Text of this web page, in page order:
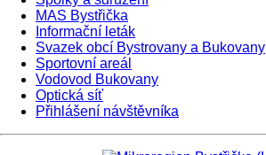
MAS Bystřička
Informační leták
Svazek obcí Bystrovany a Bukovany
Sportovní areál
Vodovod Bukovany
Optická síť
Přihlášení návštěvníka